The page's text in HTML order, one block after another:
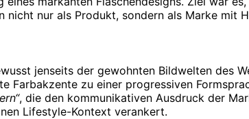
nicht nur als Produkt, sondern als Marke
jenseits der gewohnten Bildwelten des
Farbakzente zu einer progressiven
, die den kommunikativen Ausdruck der
Lifestyle-Kontext verankert.